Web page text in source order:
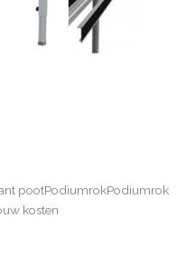
pootPodiumrokPodiumrok
kosten